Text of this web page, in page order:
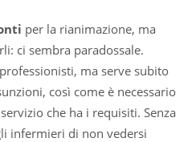
per la rianimazione, ma
ci sembra paradossale.
ma serve subito
così come è necessario
che ha i requisiti. Senza
infermieri di non vedersi